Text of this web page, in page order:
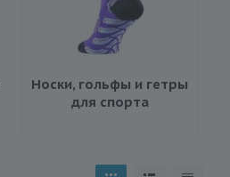
Носки, гольфы и гетры
для спорта